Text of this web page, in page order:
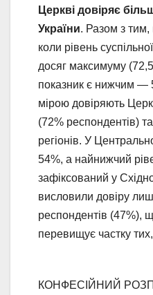
Церкві довіряє
України. Разом з тим,
коли рівень
досяг максимуму
показник є нижчим —
мірою довіряють
(72% респондентів)
регіонів. У
54%, а найнижчий
зафіксований у
висловили довіру
респондентів (47%),
перевищує частку
КОНФЕСІЙНИЙ